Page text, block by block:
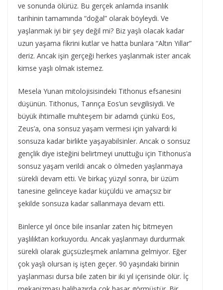
ve sonunda ölürüz. Bu gerçek anlamda insanlık
tarihinin tamamında “doğal” olarak böyleydi. Ve
yaşlanmak iyi bir şey değil mi? Biz yaşlı olacak kadar
uzun yaşama fikrini kutlar ve hatta bunlara “Altın Yıllar”
deriz. Ancak işin gerçeği herkes yaşlanmak ister ancak
kimse yaşlı olmak istemez.
Mesela Yunan mitolojisisindeki Tithonus efsanesini
düşünün. Tithonus, Tanrıça Eos’un sevgilisiydi. Ve
büyük ihtimalle muhteşem bir adamdı çünkü Eos,
Zeus’a, ona sonsuz yaşam vermesi için yalvardı ki
sonsuza kadar birlikte yaşayabilsinler. Ancak o sonsuz
gençlik diye isteğini belirtmeyi unuttuğu için Tithonus’a
sonsuz yaşam verildi ancak o ölmeden yaşlanmaya
sürekli devam etti. Ve birkaç yüzyıl sonra, bir üzüm
tanesine gelinceye kadar küçüldü ve amaçsız bir
şekilde sonsuza kadar sallanmaya devam etti.
Binlerce yıl önce bile insanlar zaten hiç bitmeyen
yaşlılıktan korkuyordu. Ancak yaşlanmayı durdurmak
sürekli olarak güçsüzleşmek anlamına gelmiyor. Eğer
çok yaşlı olursan iş işten geçer. 90 yaşındaki birinin
yaşlanması dursa bile zaten bir iki yıl içerisinde ölür. İç